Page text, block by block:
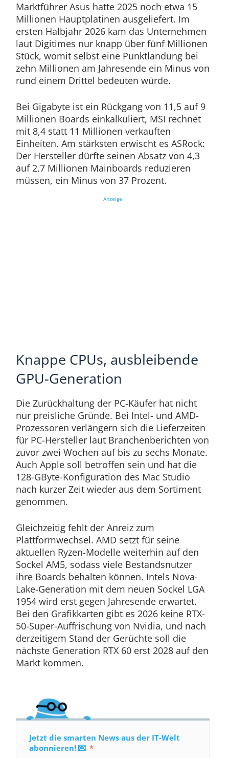
Marktführer Asus hatte 2025 noch etwa 15
Millionen Hauptplatinen ausgeliefert. Im
ersten Halbjahr 2026 kam das Unternehmen
laut Digitimes nur knapp über fünf Millionen
Stück, womit selbst eine Punktlandung bei
zehn Millionen am Jahresende ein Minus von
rund einem Drittel bedeuten würde.
Bei Gigabyte ist ein Rückgang von 11,5 auf 9
Millionen Boards einkalkuliert, MSI rechnet
mit 8,4 statt 11 Millionen verkauften
Einheiten. Am stärksten erwischt es ASRock:
Der Hersteller dürfte seinen Absatz von 4,3
auf 2,7 Millionen Mainboards reduzieren
müssen, ein Minus von 37 Prozent.
Anzeige
Knappe CPUs, ausbleibende
GPU-Generation
Die Zurückhaltung der PC-Käufer hat nicht
nur preisliche Gründe. Bei Intel- und AMD-
Prozessoren verlängern sich die Lieferzeiten
für PC-Hersteller laut Branchenberichten von
zuvor zwei Wochen auf bis zu sechs Monate.
Auch Apple soll betroffen sein und hat die
128-GByte-Konfiguration des Mac Studio
nach kurzer Zeit wieder aus dem Sortiment
genommen.
Gleichzeitig fehlt der Anreiz zum
Plattformwechsel. AMD setzt für seine
aktuellen Ryzen-Modelle weiterhin auf den
Sockel AM5, sodass viele Bestandsnutzer
ihre Boards behalten können. Intels Nova-
Lake-Generation mit dem neuen Sockel LGA
1954 wird erst gegen Jahresende erwartet.
Bei den Grafikkarten gibt es 2026 keine RTX-
50-Super-Auffrischung von Nvidia, und nach
derzeitigem Stand der Gerüchte soll die
nächste Generation RTX 60 erst 2028 auf den
Markt kommen.
Jetzt die smarten News aus der IT-Welt
abonnieren! 💌